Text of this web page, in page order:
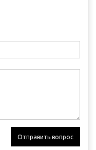
Отправить вопрос